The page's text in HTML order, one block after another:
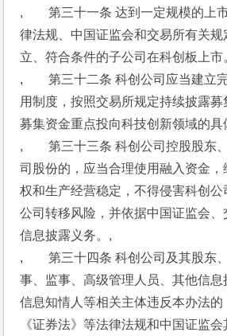
,　　第三十一条 达到一定规模的上
律法规、中国证监会和交易所有关规
立、符合条件的子公司在科创板上市
,　　第三十二条 科创公司应当建立
用制度，按照交易所规定持续披露
募集资金重点投向科技创新领域的具
,　　第三十三条 科创公司控股股东
司股份的，应当合理使用融入资金，
权和生产经营稳定，不得侵害科创公
公司转移风险，并依据中国证监会
信息披露义务。,
,　　第三十四条 科创公司及其股东
事、监事、高级管理人员、其他信
信息知情人等相关主体违反本办法
《证券法》等法律法规和中国证监